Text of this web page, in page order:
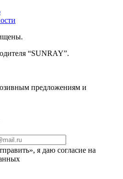
“SUNRAY”.
предложениям и
я даю согласие на